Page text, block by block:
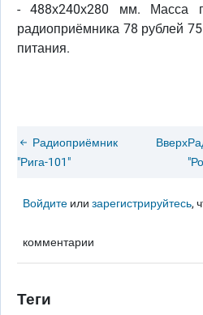
- 488х240х280 мм. Масса
радиоприёмника 78 рублей
питания.
Радиоприёмник
"Рига-101"
Вверх
Войдите илизарегистрируйтесь,
комментарии
Теги